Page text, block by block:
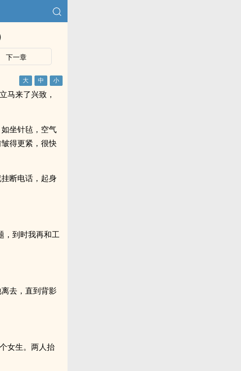
下一章
马来了兴致，
坐针毡，空气
得更紧，很快
断电话，起身
，到时我再和工
去，直到背影
女生。两人抬